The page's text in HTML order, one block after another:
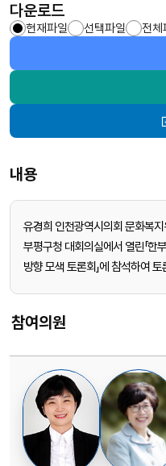
다운로드
현재파일 선택파일 전체
내용
유경희 인천광역시의회 문화복
부평구청 대회의실에서 열린「한
방향 모색 토론회」에 참석하여
참여의원